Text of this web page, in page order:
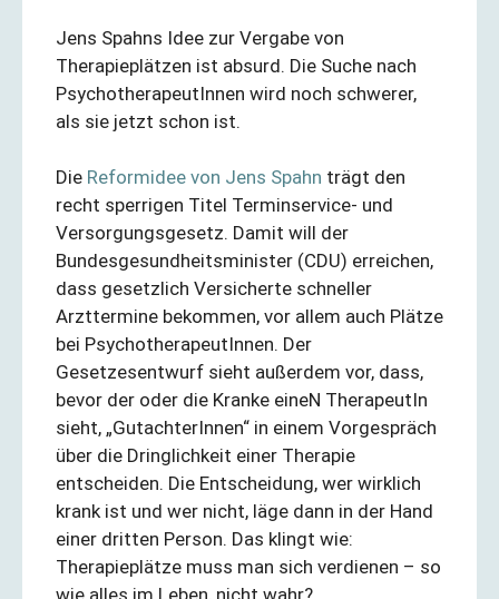
Jens Spahns Idee zur Vergabe von
Therapieplätzen ist absurd. Die Suche nach
PsychotherapeutInnen wird noch schwerer,
als sie jetzt schon ist.
Die Reformidee von Jens Spahn trägt den
recht sperrigen Titel Terminservice- und
Versorgungsgesetz. Damit will der
Bundesgesundheitsminister (CDU) erreichen,
dass gesetzlich Versicherte schneller
Arzttermine bekommen, vor allem auch Plätze
bei PsychotherapeutInnen. Der
Gesetzesentwurf sieht außerdem vor, dass,
bevor der oder die Kranke eineN TherapeutIn
sieht, „GutachterInnen“ in einem Vorgespräch
über die Dringlichkeit einer Therapie
entscheiden. Die Entscheidung, wer wirklich
krank ist und wer nicht, läge dann in der Hand
einer dritten Person. Das klingt wie:
Therapieplätze muss man sich verdienen – so
wie alles im Leben, nicht wahr?